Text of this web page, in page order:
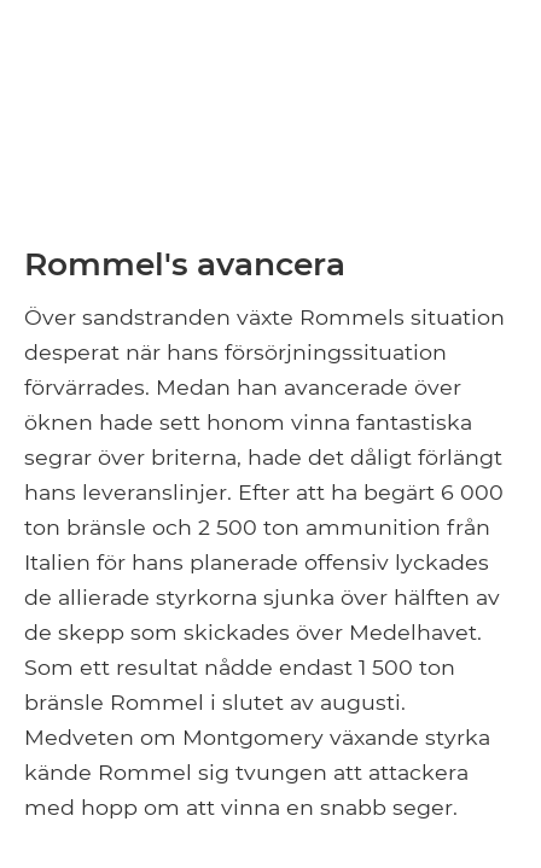
Rommel's avancera
Över sandstranden växte Rommels situation
desperat när hans försörjningssituation
förvärrades. Medan han avancerade över
öknen hade sett honom vinna fantastiska
segrar över briterna, hade det dåligt förlängt
hans leveranslinjer. Efter att ha begärt 6 000
ton bränsle och 2 500 ton ammunition från
Italien för hans planerade offensiv lyckades
de allierade styrkorna sjunka över hälften av
de skepp som skickades över Medelhavet.
Som ett resultat nådde endast 1 500 ton
bränsle Rommel i slutet av augusti.
Medveten om Montgomery växande styrka
kände Rommel sig tvungen att attackera
med hopp om att vinna en snabb seger.